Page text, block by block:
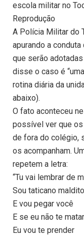
escola militar no
Reprodução
A Polícia Militar do
apurando a
que serão
disse o caso é
rotina diária da
abaixo).
O fato aconteceu
possível ver que
de fora do colégio,
os acompanham.
repetem a letra:
“Tu vai lembrar de
Sou taticano maldito
E vou pegar você
E se eu não te matar
Eu vou te prender